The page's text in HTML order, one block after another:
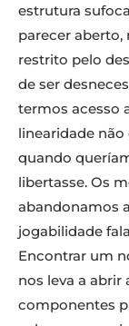
estrutura
parecer
restrito pelo
de ser
termos acesso
linearidade
quando
libertasse. Os
abandonamos
jogabilidade
Encontrar um
nos leva a abrir
componentes